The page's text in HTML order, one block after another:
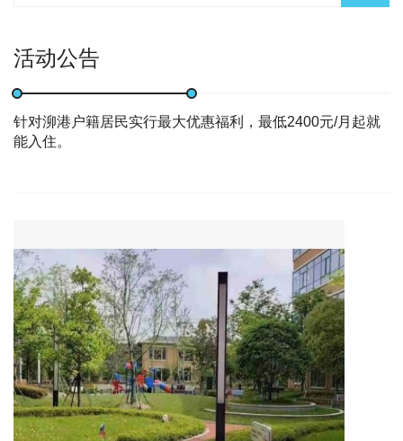
活动公告
针对泖港户籍居民实行最大优惠福利，最低2400元/月起就
能入住。